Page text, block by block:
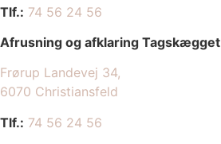
Tlf.: 74 56 24 56
Afrusning og afklaring Tagskægget
Frørup Landevej 34,
6070 Christiansfeld
Tlf.: 74 56 24 56